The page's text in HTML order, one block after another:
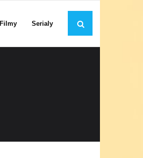
Filmy Serialy